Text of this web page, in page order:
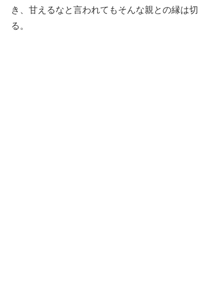
き、甘えるなと言われてもそんな親との縁は切
る。